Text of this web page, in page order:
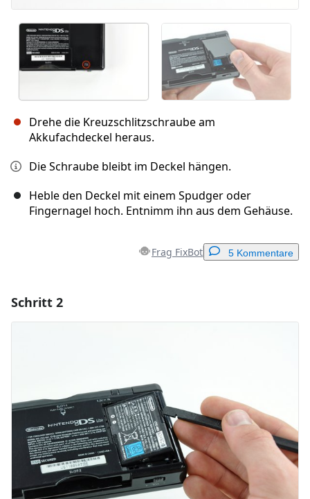
Drehe die Kreuzschlitzschraube am
Akkufachdeckel heraus.
Die Schraube bleibt im Deckel hängen.
Heble den Deckel mit einem Spudger oder
Fingernagel hoch. Entnimm ihn aus dem Gehäuse.
Frag FixBot 5 Kommentare
Abbrechen Kommentieren
Schritt 2